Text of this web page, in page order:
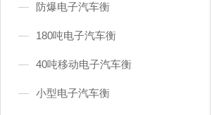
防爆电子汽车衡
180吨电子汽车衡
40吨移动电子汽车衡
小型电子汽车衡